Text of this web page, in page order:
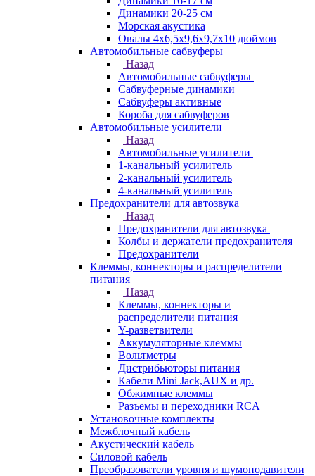
Динамики 20-25 см
Морская акустика
Овалы 4х6,5х9,6x9,7х10 дюймов
Автомобильные сабвуферы
Назад
Автомобильные сабвуферы
Сабвуферные динамики
Сабвуферы активные
Короба для сабвуферов
Автомобильные усилители
Назад
Автомобильные усилители
1-канальный усилитель
2-канальный усилитель
4-канальный усилитель
Предохранители для автозвука
Назад
Предохранители для автозвука
Колбы и держатели предохранителя
Предохранители
Клеммы, коннекторы и распределители
питания
Назад
Клеммы, коннекторы и
распределители питания
Y-разветвители
Аккумуляторные клеммы
Вольтметры
Дистрибьюторы питания
Кабели Mini Jack,AUX и др.
Обжимные клеммы
Разъемы и переходники RCA
Установочные комплекты
Межблочный кабель
Акустический кабель
Силовой кабель
Преобразователи уровня и шумоподавители